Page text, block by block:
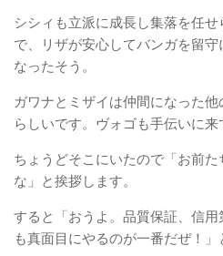
シシィも立派に成長し集落を任
で、リザが安心してバンガを留
なったそう。
ガワナとミザイは仲間になった
らしいです。ヴォゴも手伝いに来
ちょうどそこにいたので「お前
な」と挨拶します。
すると「おうよ。品質保証、信
も真面目にやるのが一番だぜ！」